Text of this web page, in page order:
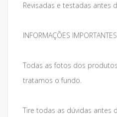
Revisadas e testadas antes
INFORMAÇÕES IMPORTANTES
Todas as fotos dos
tratamos o fundo.
Tire todas as dúvidas antes